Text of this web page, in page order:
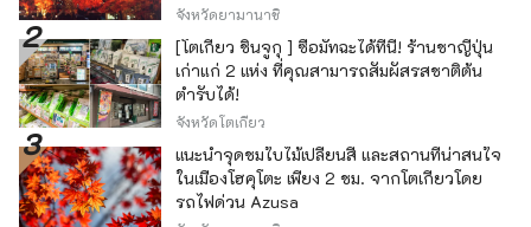
จังหวัดยามานาชิ
[โตเกียว ชินจูกุ ] ซื้อมัทฉะได้ที่นี่! ร้านชาญี่ปุ่น
เก่าแก่ 2 แห่ง ที่คุณสามารถสัมผัสรสชาติต้น
ตำรับได้!
จังหวัดโตเกียว
แนะนำจุดชมใบไม้เปลี่ยนสี และสถานที่น่าสนใจ
ในเมืองโฮคุโตะ เพียง 2 ชม. จากโตเกียวโดย
รถไฟด่วน Azusa